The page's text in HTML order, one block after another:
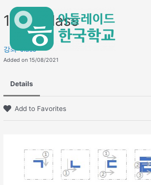
to
content
1학년 class
강좌-class
Added on 15/08/2021
Details
Add to Favorites